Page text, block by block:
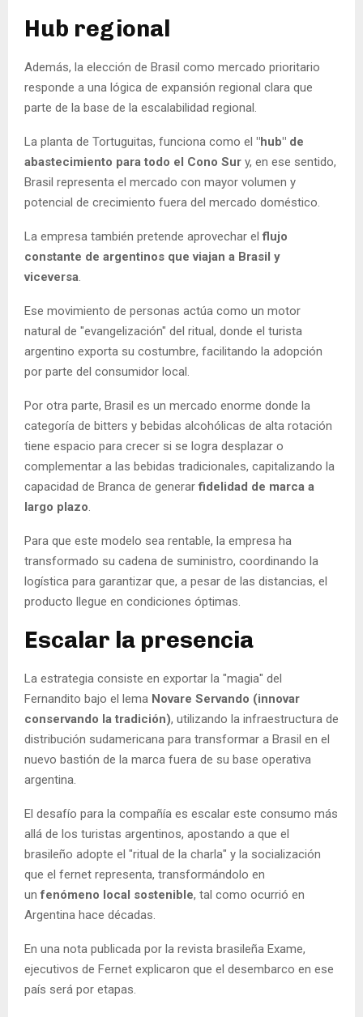
Hub regional
Además, la elección de Brasil como mercado prioritario
responde a una lógica de expansión regional clara que
parte de la base de la escalabilidad regional.
La planta de Tortuguitas, funciona como el "hub" de
abastecimiento para todo el Cono Sur y, en ese sentido,
Brasil representa el mercado con mayor volumen y
potencial de crecimiento fuera del mercado doméstico.
La empresa también pretende aprovechar elflujo
constante de argentinos que viajan a Brasil y
viceversa.
Ese movimiento de personas actúa como un motor
natural de "evangelización" del ritual, donde el turista
argentino exporta su costumbre, facilitando la adopción
por parte del consumidor local.
Por otra parte, Brasil es un mercado enorme donde la
categoría de bitters y bebidas alcohólicas de alta rotación
tiene espacio para crecer si se logra desplazar o
complementar a las bebidas tradicionales, capitalizando la
capacidad de Branca de generarfidelidad de marca a
largo plazo.
Para que este modelo sea rentable, la empresa ha
transformado su cadena de suministro, coordinando la
logística para garantizar que, a pesar de las distancias, el
producto llegue en condiciones óptimas.
Escalar la presencia
La estrategia consiste en exportar la "magia" del
Fernandito bajo el lema Novare Servando (innovar
conservando la tradición), utilizando la infraestructura de
distribución sudamericana para transformar a Brasil en el
nuevo bastión de la marca fuera de su base operativa
argentina.
El desafío para la compañía es escalar este consumo más
allá de los turistas argentinos, apostando a que el
brasileño adopte el "ritual de la charla" y la socialización
que el fernet representa, transformándolo en
unfenómeno local sostenible, tal como ocurrió en
Argentina hace décadas.
En una nota publicada por la revista brasileña Exame,
ejecutivos de Fernet explicaron que el desembarco en ese
país será por etapas.